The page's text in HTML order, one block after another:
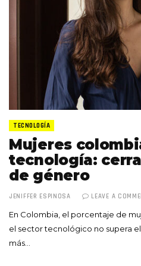
TECNOLOGÍA
Mujeres
tecnología:
de género
JENIFFER ESPINOSA LEAVE A
En Colombia, el porcentaje de
el sector tecnológico no supera
más…